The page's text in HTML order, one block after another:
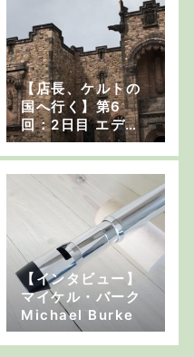
【店長、ケルトの
国へ行く】第6
回：2日目 エディ
ンバラ城【一番の
観光スポット】
【インタビュー】
マイケル・バーク
Michael Burke